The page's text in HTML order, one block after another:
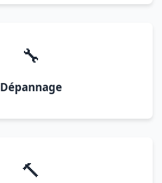
🔧
Dépannage
🔨